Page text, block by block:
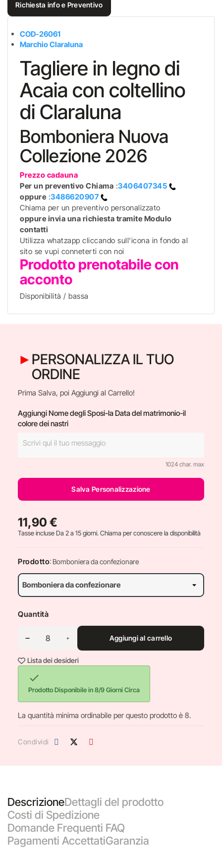
Richiesta info e Preventivo
COD-26061
Marchio Claraluna
Tagliere in legno di
Acaia con coltellino
di Claraluna
Bomboniera Nuova
Collezione 2026
Prezzo cadauna
Per un preventivo Chiama :3406407345
oppure :3486620907
Chiama per un preventivo personalizzato
oppure invia una richiesta tramite Modulo
contatti
Utilizza whatzapp cliccando sull'icona in fondo al
sito se vupi conneterti con noi
Prodotto prenotabile con
acconto
Disponibilità / bassa
PERSONALIZZA IL TUO
ORDINE
Prima Salva, poi Aggiungi al Carrello!
Aggiungi Nome degli Sposi-la Data del matrimonio-il
colore dei nastri
1024 char. max
Salva Personalizzazione
11,90 €
Tasse incluseDa 2 a 15 giorni. Chiama per conoscere la disponibilità
Prodotto: Bomboniera da confezionare
Quantità
Aggiungi al carrello
Lista dei desideri

Prodotto Disponibile in 8/9 Giorni Circa
La quantità minima ordinabile per questo prodotto è 8.
Condividi
DescrizioneDettagli del prodotto
Costi di Spedizione
Domande Frequenti FAQ
Pagamenti AccettatiGaranzia